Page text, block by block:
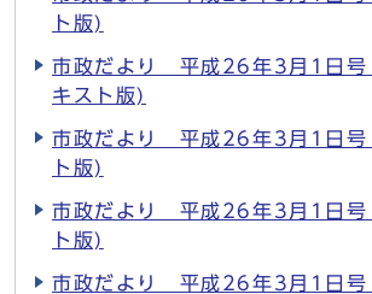
ト版)
市政だより 平成26年3月1日
キスト版)
市政だより 平成26年3月1日
ト版)
市政だより 平成26年3月1日
ト版)
市政だより 平成26年3月1日